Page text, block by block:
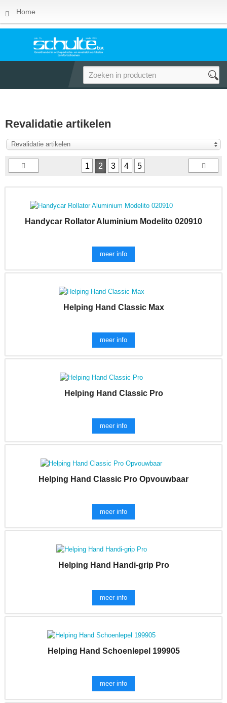
Home
Revalidatie artikelen
Revalidatie artikelen
1 2 3 4 5
Handycar Rollator Aluminium Modelito 020910
meer info
Helping Hand Classic Max
meer info
Helping Hand Classic Pro
meer info
Helping Hand Classic Pro Opvouwbaar
meer info
Helping Hand Handi-grip Pro
meer info
Helping Hand Schoenlepel 199905
meer info